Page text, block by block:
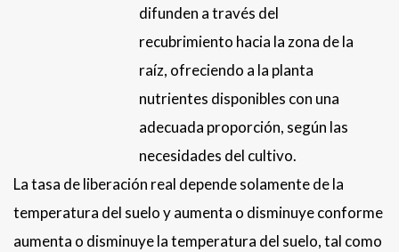
difunden a través del
recubrimiento hacia la zona de la
raíz, ofreciendo a la planta
nutrientes disponibles con una
adecuada proporción, según las
necesidades del cultivo.
La tasa de liberación real depende solamente de la
temperatura del suelo y aumenta o disminuye conforme
aumenta o disminuye la temperatura del suelo, tal como